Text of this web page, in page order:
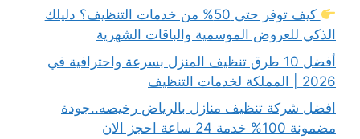
كيف توفر حتى 50% من خدمات التنظيف؟ دليلك
الذكي للعروض الموسمية والباقات الشهرية
أفضل 10 طرق تنظيف المنزل بسرعة واحترافية في
2026 | المملكة لخدمات التنظيف
افضل شركة تنظيف منازل بالرياض رخيصه..جودة
مضمونة 100% خدمة 24 ساعة احجز الان